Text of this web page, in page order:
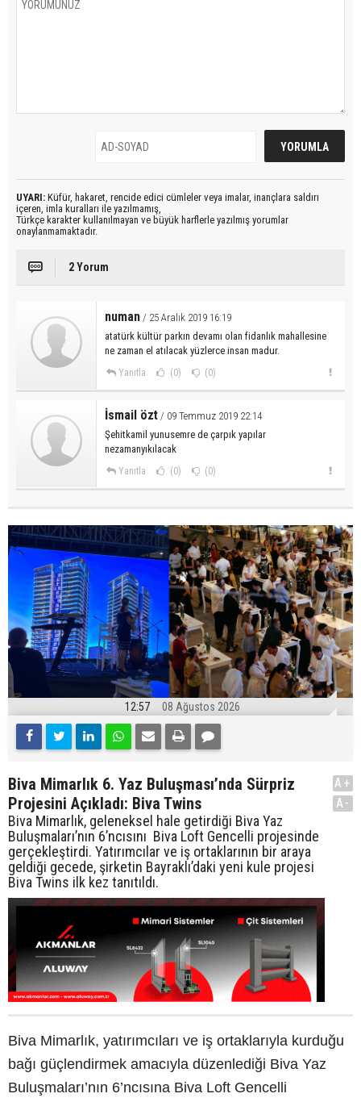
UYARI: Küfür, hakaret, rencide edici cümleler veya imalar, inançlara saldırı
içeren, imla kuralları ile yazılmamış,
Türkçe karakter kullanılmayan ve büyük harflerle yazılmış yorumlar
onaylanmamaktadır.
2 Yorum
numan / 25 Aralık 2019 16:19
atatürk kültür parkın devamı olan fidanlık mahallesine
ne zaman el atılacak yüzlerce insan madur.
Yanıtla (0) (0)
İsmail özt / 09 Temmuz 2019 22:14
Şehitkamil yunusemre de çarpık yapılar
nezamanyıkılacak
Yanıtla (0) (0)
12:57 08 Ağustos 2026
Biva Mimarlık 6. Yaz Buluşması’nda Sürpriz
Projesini Açıkladı: Biva Twins
Biva Mimarlık, geleneksel hale getirdiği Biva Yaz
Buluşmaları’nın 6’ncısını Biva Loft Gencelli projesinde
gerçekleştirdi. Yatırımcılar ve iş ortaklarının bir araya
geldiği gecede, şirketin Bayraklı’daki yeni kule projesi
Biva Twins ilk kez tanıtıldı.
A+
A-
Biva Mimarlık, yatırımcıları ve iş ortaklarıyla kurduğu
bağı güçlendirmek amacıyla düzenlediği Biva Yaz
Buluşmaları’nın 6’ncısına Biva Loft Gencelli